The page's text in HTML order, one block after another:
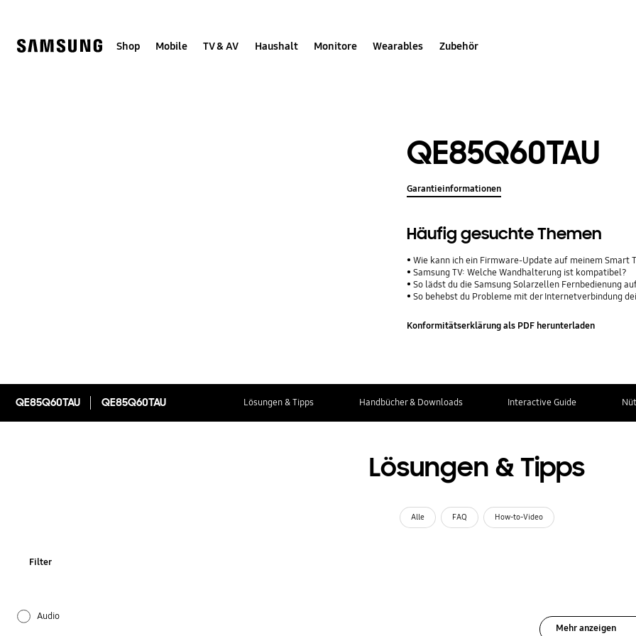
help
Shop Mobile TV & AV Haushalt Monitore Wearables Zubehör
QE85Q60TAU
Garantieinformationen
Häufig gesuchte Themen
Wie kann ich ein Firmware-Update auf meinem Smart
Samsung TV: Welche Wandhalterung ist kompatibel?
So lädst du die Samsung Solarzellen Fernbedienung
So behebst du Probleme mit der Internetverbindung
Konformitätserklärung als PDF herunterladen
QE85Q60TAU QE85Q60TAU Lösungen & Tipps Handbücher & Downloads Interactive Guide
Lösungen & Tipps
Alle FAQ How-to-Video
Filter
Audio
Mehr anzeigen